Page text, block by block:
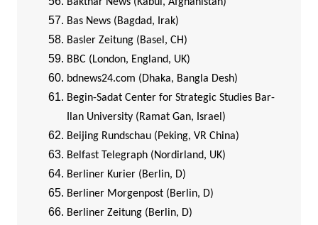
Bas News (Bagdad, Irak)
Basler Zeitung (Basel, CH)
BBC (London, England, UK)
bdnews24.com (Dhaka, Bangla Desh)
Begin-Sadat Center for Strategic Studies Bar-
Ilan University (Ramat Gan, Israel)
Beijing Rundschau (Peking, VR China)
Belfast Telegraph (Nordirland, UK)
Berliner Kurier (Berlin, D)
Berliner Morgenpost (Berlin, D)
Berliner Zeitung (Berlin, D)